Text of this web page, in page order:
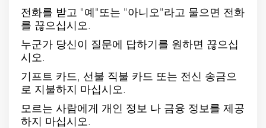
전화를 받고 "예"또는 "아니오"라고 물으면 전화
를 끊으십시오.
누군가 당신이 질문에 답하기를 원하면 끊으십
시오.
기프트 카드, 선불 직불 카드 또는 전신 송금으
로 지불하지 마십시오.
모르는 사람에게 개인 정보 나 금융 정보를 제공
하지 마십시오.